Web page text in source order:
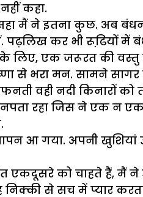
कहा.
मैं ने इतना कुछ. अब
कर भी रूढि़यों में
लिए, एक जरूरत की
से भरा मन. सामने सागर
वही नदी किनारों
पनपता रहा जिस ने एक
आ गया. अपनी खुशियां
एकदूसरे को चाहते हैं, मैं
से सच में प्यार